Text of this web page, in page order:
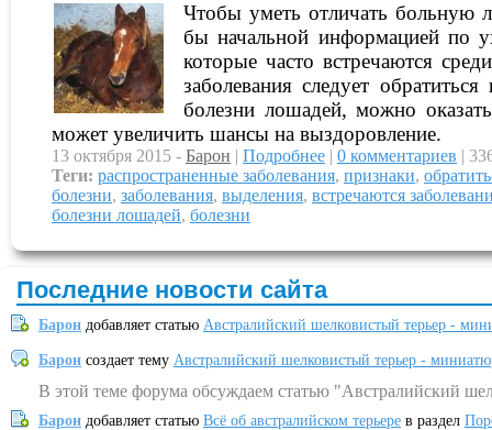
Чтобы уметь отличать больную
бы начальной информацией по
которые часто встречаются
заболевания следует
болезни лошадей, можно
может увеличить шансы на выздоровление.
13 октября 2015 - Барон | Подробнее | 0 комментариев |
Теги: распространенные заболевания, признаки,
болезни, заболевания, выделения, встречаются
болезни лошадей, болезни
Последние новости сайта
Барон добавляет статью Австралийский шелковистый терьер -
Барон создает тему Австралийский шелковистый терьер -
В этой теме форума обсуждаем статью "Австралийский
Барон добавляет статью Всё об австралийском терьере в раздел